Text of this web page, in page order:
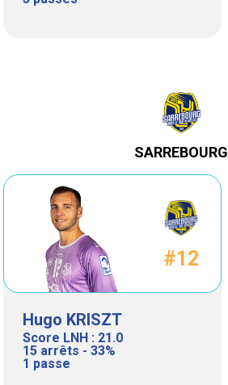
SARREBOURG
#12
Hugo KRISZT
Score LNH : 21.0
15 arrêts - 33%
1 passe